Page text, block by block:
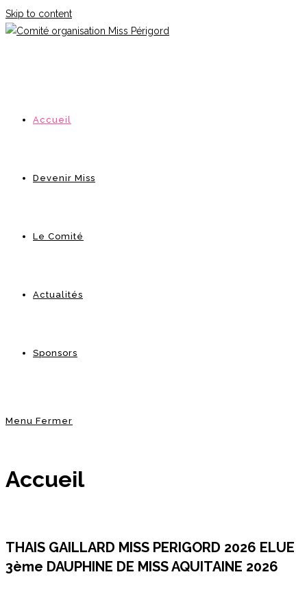
Skip to content
Accueil
Devenir Miss
Le Comité
Actualités
Sponsors
Menu Fermer
Accueil
THAIS GAILLARD MISS PERIGORD 2026 ELUE
3ème DAUPHINE DE MISS AQUITAINE 2026